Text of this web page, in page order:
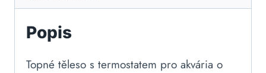
Popis
Topné těleso s termostatem pro akvária o